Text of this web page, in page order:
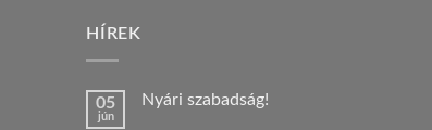
HÍREK
05
jún
Nyári szabadság!